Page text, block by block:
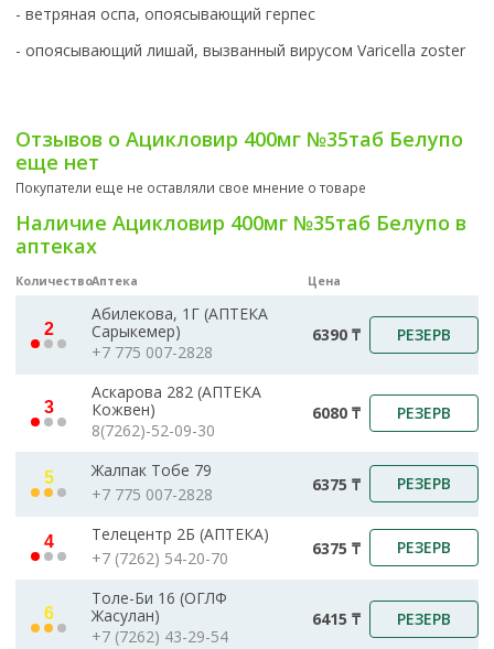
- ветряная оспа, опоясывающий герпес
- опоясывающий лишай, вызванный вирусом Varicella zoster
Отзывов о Ацикловир 400мг №35таб Белупо
еще нет
Покупатели еще не оставляли свое мнение о товаре
Наличие Ацикловир 400мг №35таб Белупо в
аптеках
КоличествоАптека Цена
2
Абилекова, 1Г (АПТЕКА
Сарыкемер)
+7 775 007-2828
6390 ₸ РЕЗЕРВ
3
Аскарова 282 (АПТЕКА
Кожвен)
8(7262)-52-09-30
6080 ₸ РЕЗЕРВ
5
Жалпак Тобе 79
+7 775 007-2828
6375 ₸ РЕЗЕРВ
4
Телецентр 2Б (АПТЕКА)
+7 (7262) 54-20-70
6375 ₸ РЕЗЕРВ
6
Толе-Би 16 (ОГЛФ
Жасулан)
+7 (7262) 43-29-54
6415 ₸ РЕЗЕРВ